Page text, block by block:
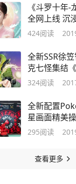
《斗罗十年
全网上线 沉
罗武魂世界
424阅读
全新SSR徐
克七怪集结
324阅读
全新配置
星画面精美
295阅读
查看更多